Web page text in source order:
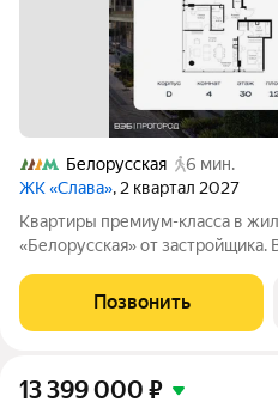
Белорусская
6 мин.
ЖК «Слава», 2 квартал 2027
Квартиры премиум-класса в
«Белорусская» от
Новый современный жилой
расположен в той части центра,
Позвонить
13 399 000 ₽